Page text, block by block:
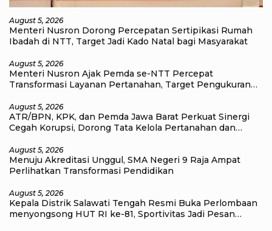
August 5, 2026
Menteri Nusron Dorong Percepatan Sertipikasi Rumah
Ibadah di NTT, Target Jadi Kado Natal bagi Masyarakat
August 5, 2026
Menteri Nusron Ajak Pemda se-NTT Percepat
Transformasi Layanan Pertanahan, Target Pengukuran
August 5, 2026
ATR/BPN, KPK, dan Pemda Jawa Barat Perkuat Sinergi
Cegah Korupsi, Dorong Tata Kelola Pertanahan dan
August 5, 2026
Menuju Akreditasi Unggul, SMA Negeri 9 Raja Ampat
Perlihatkan Transformasi Pendidikan
August 5, 2026
Kepala Distrik Salawati Tengah Resmi Buka Perlombaan
menyongsong HUT RI ke-81, Sportivitas Jadi Pesan